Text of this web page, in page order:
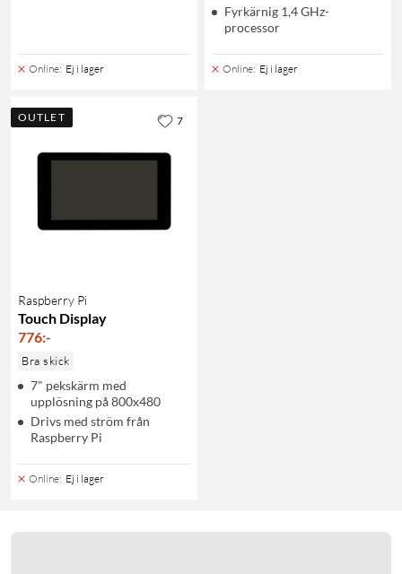
Online: Ej i lager
Fyrkärnig 1,4 GHz-
processor
Online: Ej i lager
OUTLET
Raspberry Pi
Touch Display
776:-
Bra skick
7" pekskärm med
upplösning på 800x480
Drivs med ström från
Raspberry Pi
Online: Ej i lager
7